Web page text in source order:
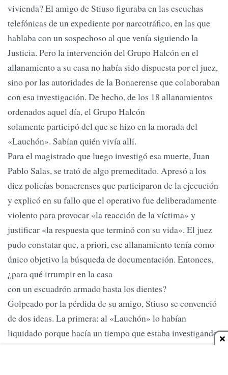
vivienda? El amigo de Stiuso figuraba en las escuchas
telefónicas de un expediente por narcotráfico, en las que
hablaba con un sospechoso al que venía siguiendo la
Justicia. Pero la intervención del Grupo Halcón en el
allanamiento a su casa no había sido dispuesta por el juez,
sino por las autoridades de la Bonaerense que colaboraban
con esa investigación. De hecho, de los 18 allanamientos
ordenados aquel día, el Grupo Halcón
solamente participó del que se hizo en la morada del
«Lauchón». Sabían quién vivía allí.
Para el magistrado que luego investigó esa muerte, Juan
Pablo Salas, se trató de algo premeditado. Apresó a los
diez policías bonaerenses que participaron de la ejecución
y explicó en su fallo que el operativo fue deliberadamente
violento para provocar «la reacción de la víctima» y
justificar «la respuesta que terminó con su vida». El juez
pudo constatar que, a priori, ese allanamiento tenía como
único objetivo la búsqueda de documentación. Entonces,
¿para qué irrumpir en la casa
con un escuadrón armado hasta los dientes?
Golpeado por la pérdida de su amigo, Stiuso se convenció
de dos ideas. La primera: al «Lauchón» lo habían
liquidado porque hacía un tiempo que estaba investigando